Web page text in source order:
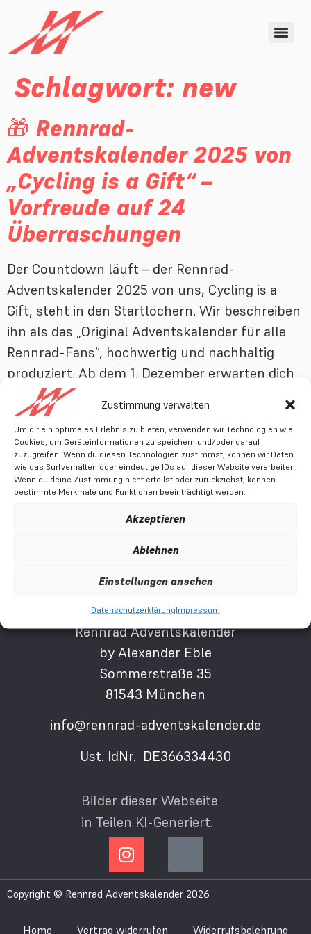
Zustimmung verwalten
Um dir ein optimales Erlebnis zu bieten, verwenden wir Technologien wie
Cookies, um Geräteinformationen zu speichern und/oder darauf
zuzugreifen. Wenn du diesen Technologien zustimmst, können wir Daten
wie das Surfverhalten oder eindeutige IDs auf dieser Website verarbeiten.
Wenn du deine Zustimmung nicht erteilst oder zurückziehst, können
bestimmte Merkmale und Funktionen beeinträchtigt werden.
Akzeptieren
Ablehnen
Einstellungen ansehen
DatenschutzerklärungImpressum
Schlagwort: new
🎁 Rennrad-
Adventskalender 2025 von
„Cycling is a Gift“ –
Vorfreude auf 24
Überraschungen
Der Countdown läuft – der Rennrad-
Adventskalender 2025 von uns, Cycling is a
Gift, steht in den Startlöchern. Wir beschreiben
ihn als das „Original Adventskalender für alle
Rennrad-Fans“, hochwertig und nachhaltig
produziert. Ab dem 1. Dezember erwarten dich
24 liebevoll ausgewählte Geschenke rund ums
Rennrad – perfekt für alle, die ihr Fahrrad
lieben oder jemandem eine […]
Cycling is a
Rennrad Adventskalender
by Alexander Eble
Sommerstraße 35
81543 München
info@rennrad-adventskalender.de
Ust. IdNr. DE366334430
Bilder dieser Webseite
in Teilen KI-Generiert.
Copyright © Rennrad Adventskalender 2026
Home Vertrag widerrufen Widerrufsbelehrung